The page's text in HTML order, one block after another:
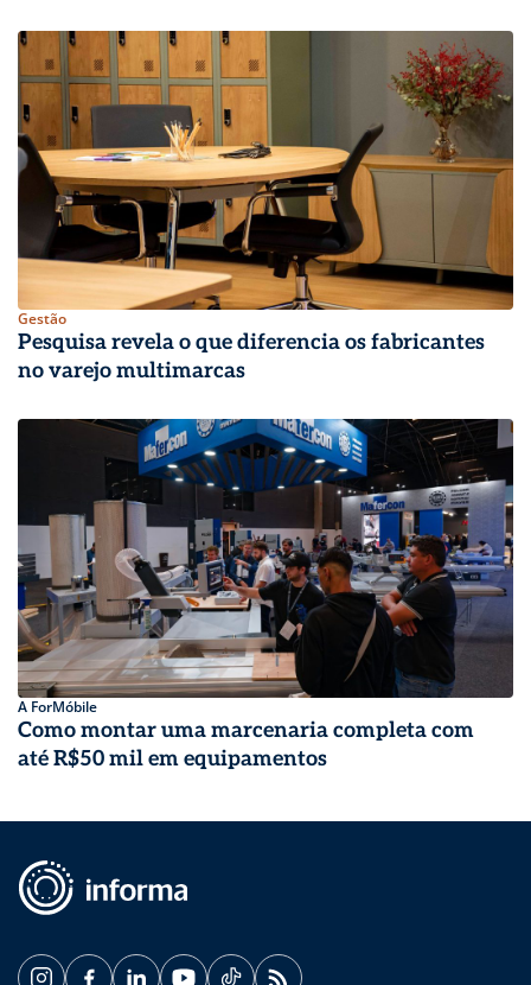
Gestão
Pesquisa revela o que diferencia os fabricantes
no varejo multimarcas
A ForMóbile
Como montar uma marcenaria completa com
até R$50 mil em equipamentos